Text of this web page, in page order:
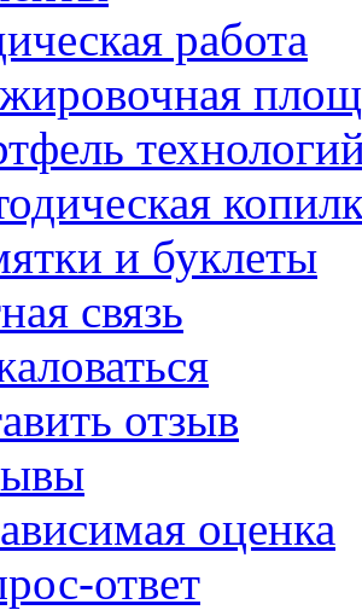
работа
и буклеты
связь
отзыв
оценка
ответ